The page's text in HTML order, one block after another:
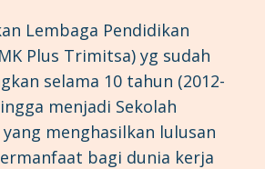
Lembaga Pendidikan
Plus Trimitsa) yg sudah
selama 10 tahun (2012-
menjadi Sekolah
menghasilkan lulusan
bagi dunia kerja